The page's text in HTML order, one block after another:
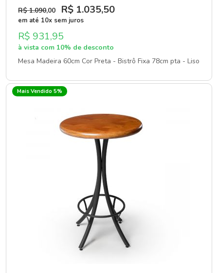
R$ 1.090,00 R$ 1.035,50
em até 10x sem juros
R$ 931,95
à vista com 10% de desconto
Mesa Madeira 60cm Cor Preta - Bistrô Fixa 78cm pta - Liso
Mais Vendido 5%